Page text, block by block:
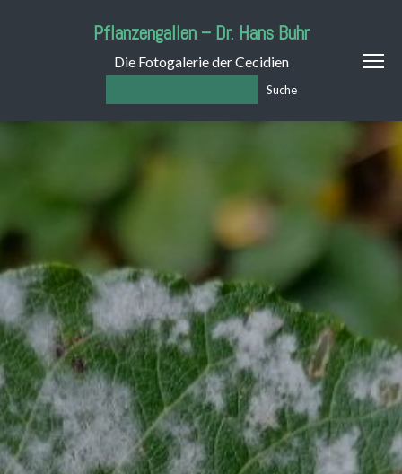
Pflanzengallen – Dr. Hans Buhr
Die Fotogalerie der Cecidien
Suche